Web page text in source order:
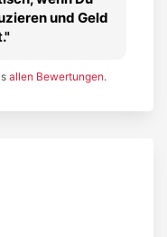
und Geld
allen Bewertungen.